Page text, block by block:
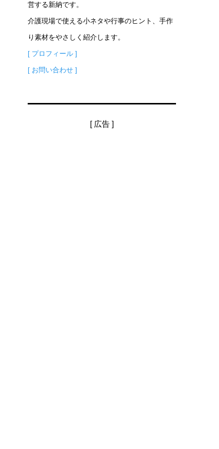
営する新納です。
介護現場で使える小ネタや行事のヒント、手作
り素材をやさしく紹介します。
[ プロフィール ]
[ お問い合わせ ]
[ 広告 ]